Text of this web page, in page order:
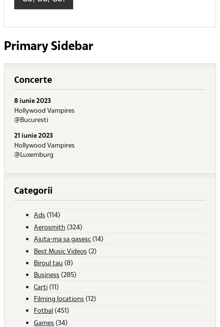
Primary Sidebar
Concerte
8 iunie 2023
Hollywood Vampires
@Bucuresti
21 iunie 2023
Hollywood Vampires
@Luxemburg
Categorii
Ads (114)
Aerosmith (324)
Ajuta-ma sa gasesc (14)
Best Music Videos (2)
Biroul tau (8)
Business (285)
Carti (11)
Filming locations (12)
Fotbal (451)
Games (34)